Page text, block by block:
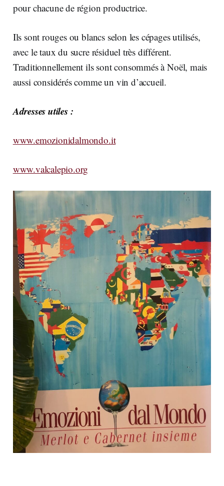
pour chacune de région productrice.
Ils sont rouges ou blancs selon les cépages utilisés,
avec le taux du sucre résiduel très différent.
Traditionnellement ils sont consommés à Noël, mais
aussi considérés comme un vin d’accueil.
Adresses utiles :
www.emozionidalmondo.it
www.valcalepio.org